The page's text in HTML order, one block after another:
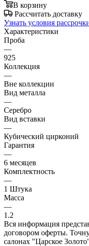
В корзину
Рассчитать доставку
Узнать условия
Характеристики
Проба
—
925
Коллекция
—
Вне коллекции
Вид металла
—
Серебро
Вид вставки
—
Кубический цирконий
Гарантия
—
6 месяцев
Комплектность
—
1 Штука
Масса
—
1.2
Вся информация
договором оферты.
салонах "Царское